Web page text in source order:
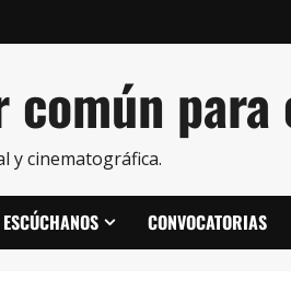
común
y cinematográfica.
ESCÚCHANOS CONVOCATORIAS